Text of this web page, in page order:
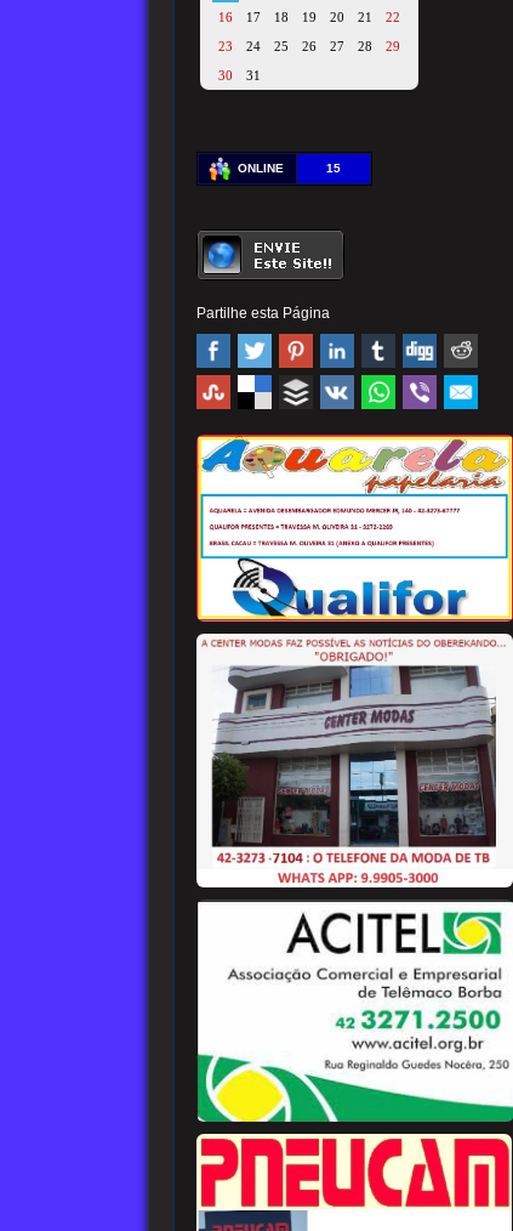
16
17 18 19 20 21
22
23
24 25 26 27 28
29
30
31
ONLINE 15
Partilhe esta Página